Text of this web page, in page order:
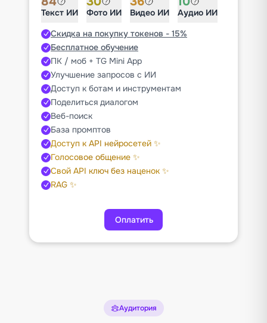
Текст ИИ Фото ИИ Видео ИИ
Аудио ИИ
Скидка на покупку токенов - 15%
Бесплатное обучение
ПК / моб + TG Mini App
Улучшение запросов с ИИ
Доступ к ботам и инструментам
Поделиться диалогом
Веб-поиск
База промптов
Доступ к API нейросетей ✨
Голосовое общение ✨
Свой API ключ без наценок ✨
RAG ✨
Оплатить
Аудитория